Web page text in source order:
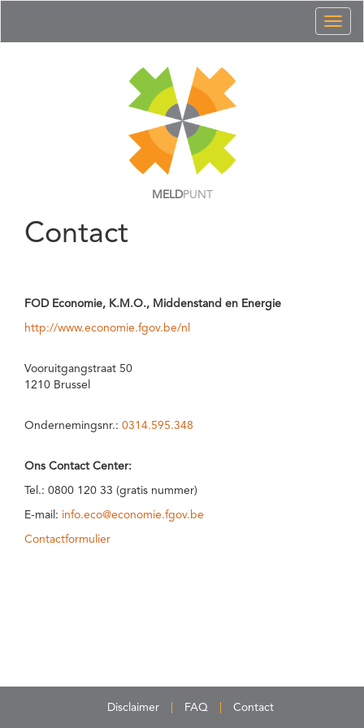
MELDPUNT
Contact
FOD Economie, K.M.O., Middenstand en Energie
http://www.economie.fgov.be/nl
Vooruitgangstraat 50
1210 Brussel
Ondernemingsnr.: 0314.595.348
Ons Contact Center:
Tel.: 0800 120 33 (gratis nummer)
E-mail: info.eco@economie.fgov.be
Contactformulier
Disclaimer FAQ Contact